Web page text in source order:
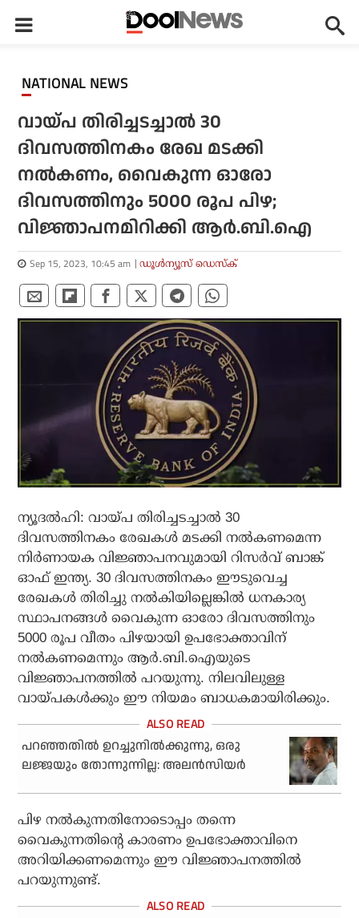
NATIONAL NEWS
വായ്പ തിരിച്ചടച്ചാല്‍ 30
ദിവസത്തിനകം രേഖ മടക്കി
നല്‍കണം, വൈകുന്ന ഓരോ
ദിവസത്തിനും 5000 രൂപ പിഴ;
വിജ്ഞാപനമിറിക്കി ആര്‍.ബി.ഐ
Sep 15, 2023, 10:45 am ഡൂള്‍ന്യൂസ് ഡെസ്‌ക്
ന്യൂദല്‍ഹി: വായ്പ തിരിച്ചടച്ചാല്‍ 30
ദിവസത്തിനകം രേഖകള്‍ മടക്കി നല്‍കണമെന്ന
നിര്‍ണായക വിജ്ഞാപനവുമായി റിസര്‍വ് ബാങ്ക്
ഓഫ് ഇന്ത്യ. 30 ദിവസത്തിനകം ഈടുവെച്ച
രേഖകള്‍ തിരിച്ചു നല്‍കിയില്ലെങ്കില്‍ ധനകാര്യ
സ്ഥാപനങ്ങള്‍ വൈകുന്ന ഓരോ ദിവസത്തിനും
5000 രൂപ വീതം പിഴയായി ഉപഭോക്താവിന്
നല്‍കണമെന്നും ആര്‍.ബി.ഐയുടെ
വിജ്ഞാപനത്തില്‍ പറയുന്നു. നിലവിലുള്ള
വായ്പകള്‍ക്കും ഈ നിയമം ബാധകമായിരിക്കും.
പറഞ്ഞതില്‍ ഉറച്ചുനില്‍ക്കുന്നു, ഒരു
ലജ്ജയും തോന്നുന്നില്ല: അലന്‍സിയര്‍
പിഴ നല്‍കുന്നതിനോടൊപ്പം തന്നെ
വൈകുന്നതിന്റെ കാരണം ഉപഭോക്താവിനെ
അറിയിക്കണമെന്നും ഈ വിജ്ഞാപനത്തില്‍
പറയുന്നുണ്ട്.